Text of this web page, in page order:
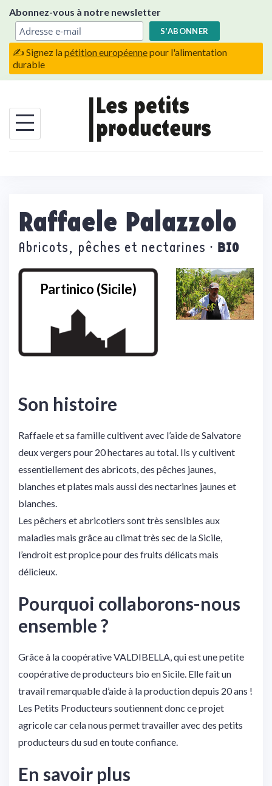
content
Abonnez-vous à notre newsletter
✍️ Signez lapétition européennepour l'alimentation
durable
Raffaele Palazzolo
Abricots, pêches et nectarines · BIO
Partinico (Sicile)
Son histoire
Raffaele et sa famille cultivent avec l’aide de Salvatore
deux vergers pour 20 hectares au total. Ils y cultivent
essentiellement des abricots, des pêches jaunes,
blanches et plates mais aussi des nectarines jaunes et
blanches.
Les pêchers et abricotiers sont très sensibles aux
maladies mais grâce au climat très sec de la Sicile,
l’endroit est propice pour des fruits délicats mais
délicieux.
Pourquoi collaborons-nous
ensemble ?
Grâce à la coopérative VALDIBELLA, qui est une petite
coopérative de producteurs bio en Sicile. Elle fait un
travail remarquable d’aide à la production depuis 20 ans !
Les Petits Producteurs soutiennent donc ce projet
agricole car cela nous permet travailler avec des petits
producteurs du sud en toute confiance.
En savoir plus